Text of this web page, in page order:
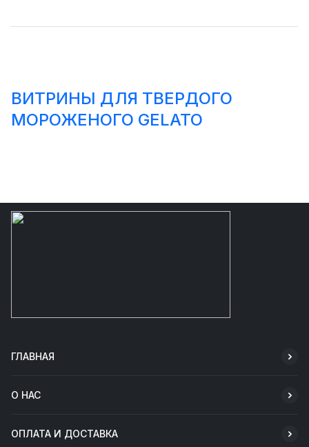
ВИТРИНЫ ДЛЯ ТВЕРДОГО
МОРОЖЕНОГО GELATO
ГЛАВНАЯ
О НАС
ОПЛАТА И ДОСТАВКА